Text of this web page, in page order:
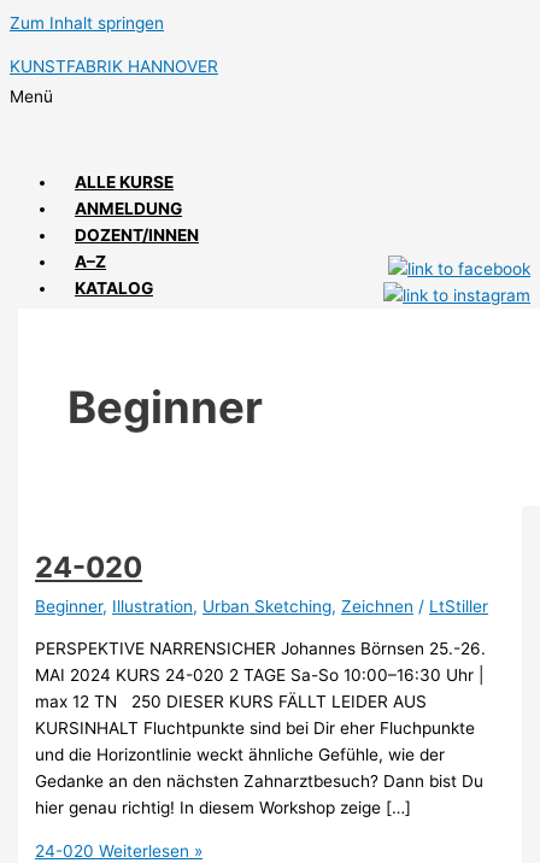
Zum Inhalt springen
KUNSTFABRIK HANNOVER
Menü
ALLE KURSE
ANMELDUNG
DOZENT/INNEN
A–Z
KATALOG
Beginner
24-020
Beginner, Illustration, Urban Sketching,Zeichnen / LtStiller
PERSPEKTIVE NARRENSICHER Johannes Börnsen 25.-26.
MAI 2024 KURS 24-020 2 TAGE Sa-So 10:00–16:30 Uhr |
max 12 TN 250 DIESER KURS FÄLLT LEIDER AUS
KURSINHALT Fluchtpunkte sind bei Dir eher Fluchpunkte
und die Horizontlinie weckt ähnliche Gefühle, wie der
Gedanke an den nächsten Zahnarztbesuch? Dann bist Du
hier genau richtig! In diesem Workshop zeige […]
24-020 Weiterlesen »